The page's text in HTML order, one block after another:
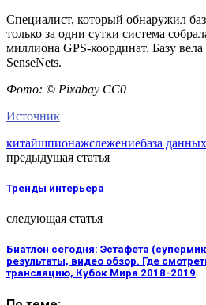
Специалист, который обнаружил
только за одни сутки система
миллиона GPS-координат. Базу
SenseNets.
Фото: © Pixabay СС0
Источник
китайшпионажслежениебаза данных
предыдущая статья
Тренды интерьера
следующая статья
Биатлон сегодня: Эстафета
результаты, видео обзор. Где
трансляцию, Кубок Мира 2018-2019